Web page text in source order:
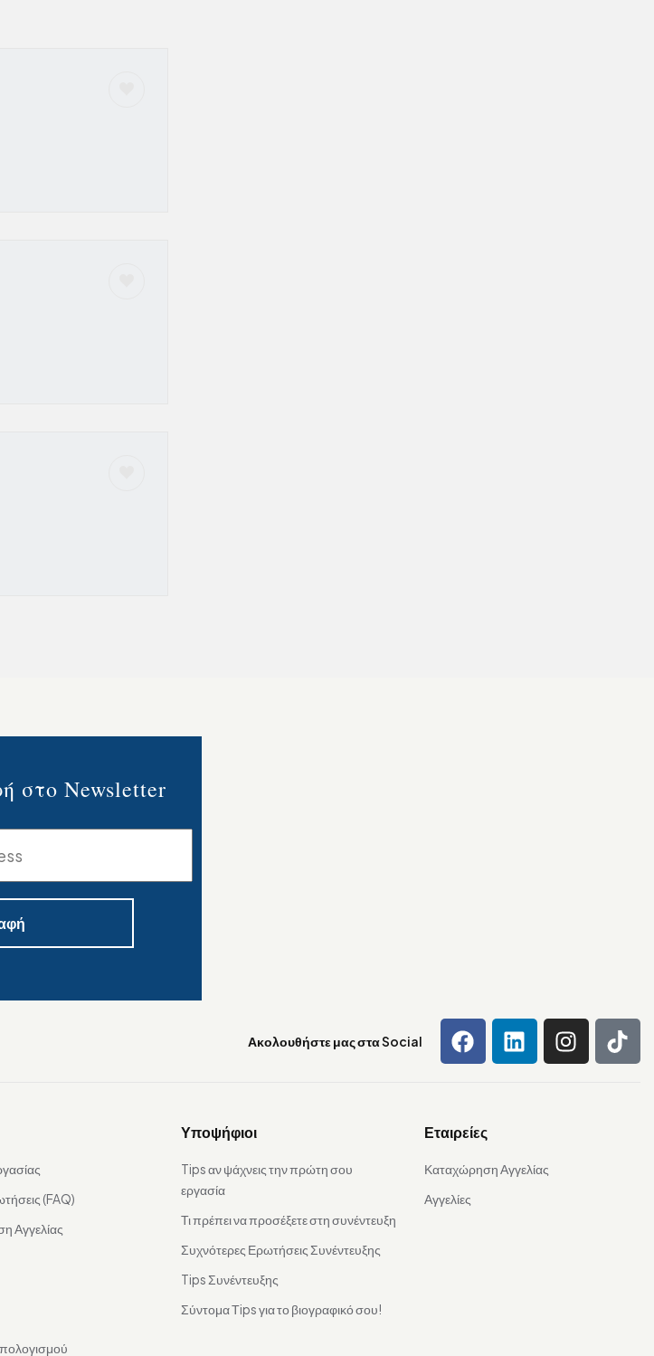
στο Newsletter
Ακολουθήστε μας στα Social
(FAQ)
Αγγελίας
Υποψήφιοι
Tips αν ψάχνεις την πρώτη σου
εργασία
Τι πρέπει να προσέξετε στη συνέντευξη
Συχνότερες Ερωτήσεις Συνέντευξης
Tips Συνέντευξης
Σύντομα Τips για το βιογραφικό σου!
Εταιρείες
Καταχώρηση Αγγελίας
Αγγελίες